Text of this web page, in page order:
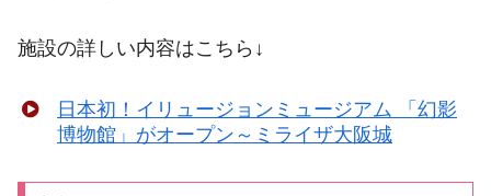
施設の詳しい内容はこちら↓
日本初！イリュージョンミュージアム 「幻影
博物館」がオープン～ミライザ大阪城